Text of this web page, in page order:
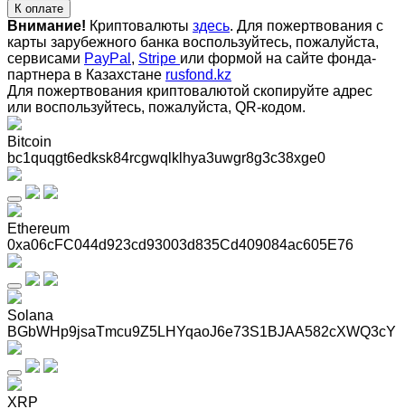
К оплате
Внимание! Криптовалюты здесь. Для пожертвования с
карты зарубежного банка воспользуйтесь, пожалуйста,
сервисами PayPal , Stripe или формой на сайте фонда-
партнера в Казахстане rusfond.kz
Для пожертвования криптовалютой скопируйте адрес
или воспользуйтесь, пожалуйста, QR-кодом.
Bitcoin
bc1quqgt6edksk84rcgwqlklhya3uwgr8g3c38xge0
Ethereum
0xa06cFC044d923cd93003d835Cd409084ac605E76
Solana
BGbWHp9jsaTmcu9Z5LHYqaoJ6e73S1BJAA582cXWQ3cY
XRP